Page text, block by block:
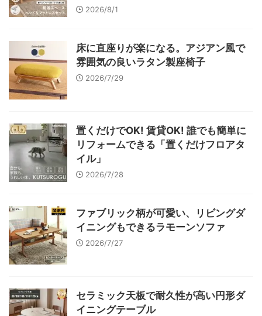
2026/8/1
床に直座りが楽になる。アジアン風で
雰囲気の良いラタン製座椅子
2026/7/29
置くだけでOK! 賃貸OK! 誰でも簡単に
リフォームできる「置くだけフロアタ
イル」
2026/7/28
ファブリック柄が可愛い、リビングダ
イニングもできるラモーンソファ
2026/7/27
セラミック天板で耐久性が高い円形ダ
イニングテーブル